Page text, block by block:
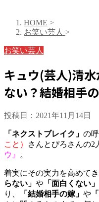
HOME >
お笑い芸人 >
お笑い芸人
キュウ(芸人)清
ない？結婚相手
投稿日： 2021年11月14日
「ネクストブレイク」 の
こと）
さんとぴろさんの2
ウ』
。
着実にその実力を高めて
らない」 や 「面白くない」
り、
「結婚相手の嫁」 や